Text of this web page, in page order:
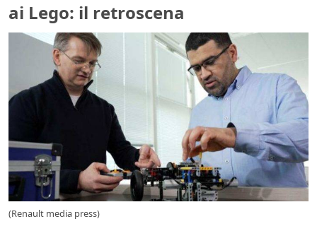
ai Lego: il retroscena
(Renault media press)